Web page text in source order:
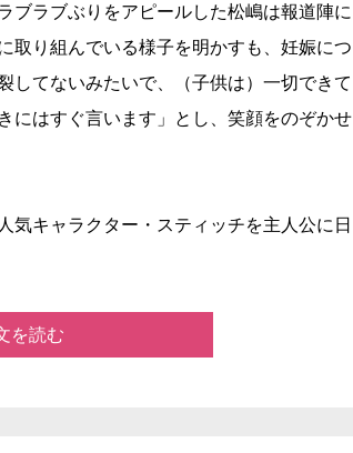
ブラブぶりをアピールした松嶋は報道陣に
取り組んでいる様子を明かすも、妊娠につ
してないみたいで、（子供は）一切できて
にはすぐ言います」とし、笑顔をのぞかせ
気キャラクター・スティッチを主人公に日
を読む